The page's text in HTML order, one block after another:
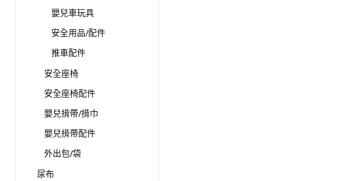
嬰兒車玩具
安全用品/配件
推車配件
安全座椅
安全座椅配件
嬰兒揹帶/揹巾
嬰兒揹帶配件
外出包/袋
尿布